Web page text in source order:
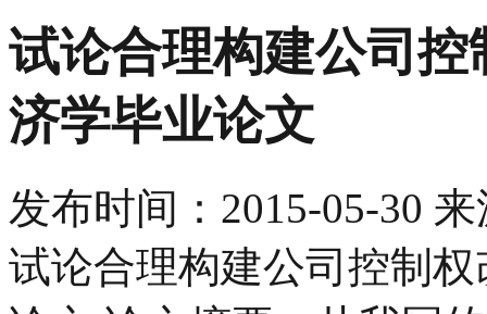
试论合理构建公司
济学毕业论文
发布时间： 2015-05-30 来
试论合理构建公司控制